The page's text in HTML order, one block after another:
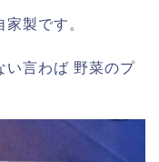
製です。
言わば 野菜のプ